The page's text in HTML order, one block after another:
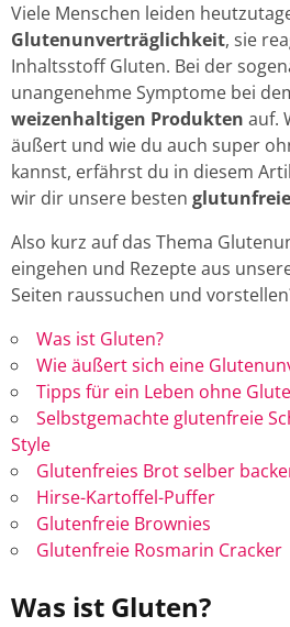
Viele Menschen leiden
Glutenunverträglichkeit, sie
Inhaltsstoff Gluten. Bei der
unangenehme Symptome bei
weizenhaltigen Produkten auf.
äußert und wie du auch super
kannst, erfährst du in diesem
wir dir unsere besten
Also kurz auf das Thema
eingehen und Rezepte aus
Seiten raussuchen und
Was ist Gluten?
Wie äußert sich eine
Tipps für ein Leben ohne
Selbstgemachte glutenfreie
Style
Glutenfreies Brot selber
Hirse-Kartoffel-Puffer
Glutenfreie Brownies
Glutenfreie Rosmarin Cracker
Was ist Gluten?